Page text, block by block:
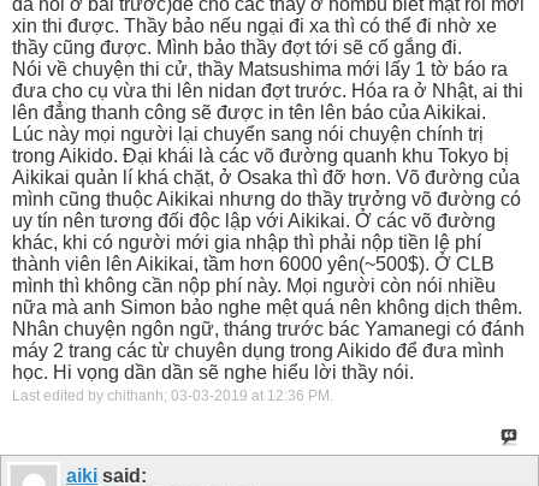
xin thi được. Thầy bảo nếu ngại đi xa thì có thể đi nhờ xe
thầy cũng được. Mình bảo thầy đợt tới sẽ cố gắng đi.
Nói về chuyện thi cử, thầy Matsushima mới lấy 1 tờ báo ra
đưa cho cụ vừa thi lên nidan đợt trước. Hóa ra ở Nhật, ai thi
lên đẳng thanh công sẽ được in tên lên báo của Aikikai.
Lúc này mọi người lại chuyển sang nói chuyện chính trị
trong Aikido. Đại khái là các võ đường quanh khu Tokyo bị
Aikikai quản lí khá chặt, ở Osaka thì đỡ hơn. Võ đường của
mình cũng thuộc Aikikai nhưng do thầy trưởng võ đường có
uy tín nên tương đối độc lập với Aikikai. Ở các võ đường
khác, khi có người mới gia nhập thì phải nộp tiền lệ phí
thành viên lên Aikikai, tầm hơn 6000 yên(~500$). Ở CLB
mình thì không cần nộp phí này. Mọi người còn nói nhiều
nữa mà anh Simon bảo nghe mệt quá nên không dịch thêm.
Nhân chuyện ngôn ngữ, tháng trước bác Yamanegi có đánh
máy 2 trang các từ chuyên dụng trong Aikido để đưa mình
học. Hi vọng dần dần sẽ nghe hiểu lời thầy nói.
Last edited by chithanh; 03-03-2019 at 12:36 PM
aiki said: